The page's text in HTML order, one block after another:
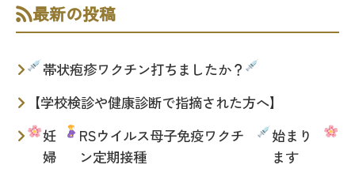
最新の投稿
帯状疱疹ワクチン打ちましたか？
【学校検診や健康診断で指摘された方へ】
妊
婦
RSウイルス母子免疫ワクチ
ン定期接種
始まり
ます